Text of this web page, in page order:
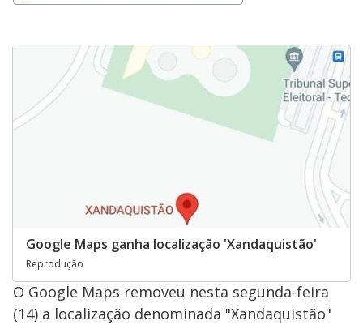
Google Maps ganha localização 'Xandaquistão'
Reprodução
O Google Maps removeu nesta segunda-feira
(14) a localização denominada "Xandaquistão"